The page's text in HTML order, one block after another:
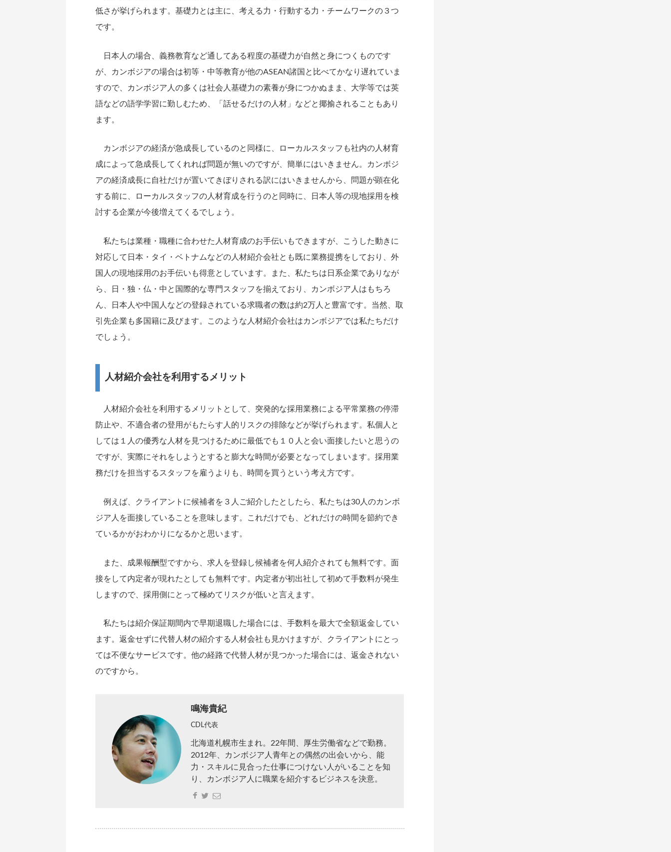
低さが挙げられます。基礎力とは主に、考える力・行動する力・チームワークの３つ
です。
日本人の場合、義務教育など通してある程度の基礎力が自然と身につくものです
が、カンボジアの場合は初等・中等教育が他のASEAN諸国と比べてかなり遅れていま
すので、カンボジア人の多くは社会人基礎力の素養が身につかぬまま、大学等では英
語などの語学学習に勤しむため、「話せるだけの人材」などと揶揄されることもあり
ます。
カンボジアの経済が急成長しているのと同様に、ローカルスタッフも社内の人材育
成によって急成長してくれれば問題が無いのですが、簡単にはいきません。カンボジ
アの経済成長に自社だけが置いてきぼりされる訳にはいきませんから、問題が顕在化
する前に、ローカルスタッフの人材育成を行うのと同時に、日本人等の現地採用を検
討する企業が今後増えてくるでしょう。
私たちは業種・職種に合わせた人材育成のお手伝いもできますが、こうした動きに
対応して日本・タイ・ベトナムなどの人材紹介会社とも既に業務提携をしており、外
国人の現地採用のお手伝いも得意としています。また、私たちは日系企業でありなが
ら、日・独・仏・中と国際的な専門スタッフを揃えており、カンボジア人はもちろ
ん、日本人や中国人などの登録されている求職者の数は約2万人と豊富です。当然、取
引先企業も多国籍に及びます。このような人材紹介会社はカンボジアでは私たちだけ
でしょう。
人材紹介会社を利用するメリット
人材紹介会社を利用するメリットとして、突発的な採用業務による平常業務の停滞
防止や、不適合者の登用がもたらす人的リスクの排除などが挙げられます。私個人と
しては１人の優秀な人材を見つけるために最低でも１０人と会い面接したいと思うの
ですが、実際にそれをしようとすると膨大な時間が必要となってしまいます。採用業
務だけを担当するスタッフを雇うよりも、時間を買うという考え方です。
例えば、クライアントに候補者を３人ご紹介したとしたら、私たちは30人のカンボ
ジア人を面接していることを意味します。これだけでも、どれだけの時間を節約でき
ているかがおわかりになるかと思います。
また、成果報酬型ですから、求人を登録し候補者を何人紹介されても無料です。面
接をして内定者が現れたとしても無料です。内定者が初出社して初めて手数料が発生
しますので、採用側にとって極めてリスクが低いと言えます。
私たちは紹介保証期間内で早期退職した場合には、手数料を最大で全額返金してい
ます。返金せずに代替人材の紹介する人材会社も見かけますが、クライアントにとっ
ては不便なサービスです。他の経路で代替人材が見つかった場合には、返金されない
のですから。
鳴海貴紀
CDL代表
北海道札幌市生まれ。22年間、厚生労働省などで勤務。
2012年、カンボジア人青年との偶然の出会いから、能
力・スキルに見合った仕事につけない人がいることを知
り、カンボジア人に職業を紹介するビジネスを決意。